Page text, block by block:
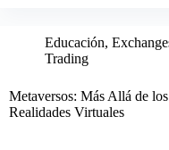
Educación,
Trading
Metaversos: Más Allá de
Realidades Virtuales